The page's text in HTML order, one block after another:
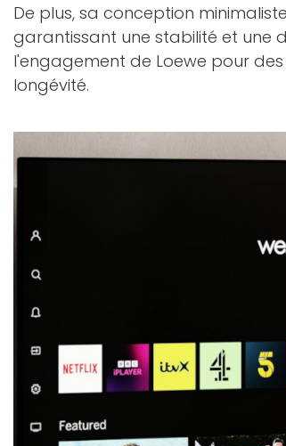
De plus, sa conception
garantissant une stabilité et une
l'engagement de Loewe pour
longévité.